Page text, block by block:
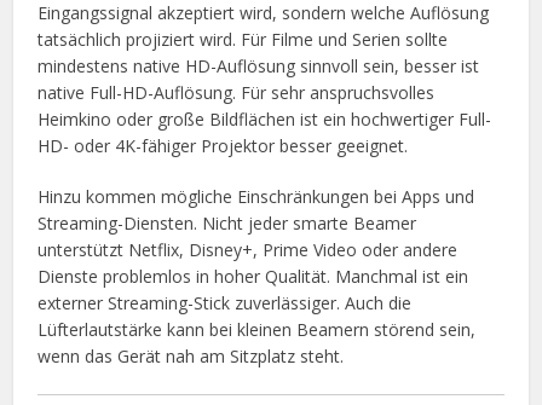
Eingangssignal akzeptiert wird, sondern welche Auflösung
tatsächlich projiziert wird. Für Filme und Serien sollte
mindestens native HD-Auflösung sinnvoll sein, besser ist
native Full-HD-Auflösung. Für sehr anspruchsvolles
Heimkino oder große Bildflächen ist ein hochwertiger Full-
HD- oder 4K-fähiger Projektor besser geeignet.
Hinzu kommen mögliche Einschränkungen bei Apps und
Streaming-Diensten. Nicht jeder smarte Beamer
unterstützt Netflix, Disney+, Prime Video oder andere
Dienste problemlos in hoher Qualität. Manchmal ist ein
externer Streaming-Stick zuverlässiger. Auch die
Lüfterlautstärke kann bei kleinen Beamern störend sein,
wenn das Gerät nah am Sitzplatz steht.